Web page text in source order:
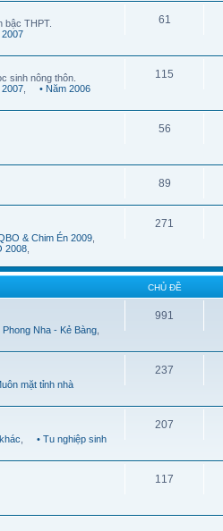
bậc THPT.
2007
61
sinh nông thôn.
2007 • Năm 2006
115
56
89
& Chim Én 2009
2008
271
CHỦ ĐỀ
Phong Nha - Kẻ Bàng
991
mặt tỉnh nhà
237
• Tu nghiệp sinh
207
117